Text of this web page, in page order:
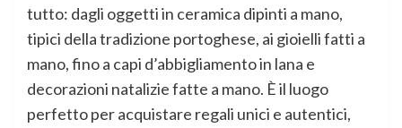
tutto: dagli oggetti in ceramica dipinti a mano,
tipici della tradizione portoghese, ai gioielli fatti a
mano, fino a capi d’abbigliamento in lana e
decorazioni natalizie fatte a mano. È il luogo
perfetto per acquistare regali unici e autentici,